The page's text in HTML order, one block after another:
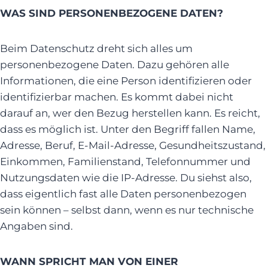
WAS SIND PERSONENBEZOGENE DATEN?
Beim Datenschutz dreht sich alles um
personenbezogene Daten. Dazu gehören alle
Informationen, die eine Person identifizieren oder
identifizierbar machen. Es kommt dabei nicht
darauf an, wer den Bezug herstellen kann. Es reicht,
dass es möglich ist. Unter den Begriff fallen Name,
Adresse, Beruf, E-Mail-Adresse, Gesundheitszustand,
Einkommen, Familienstand, Telefonnummer und
Nutzungsdaten wie die IP-Adresse. Du siehst also,
dass eigentlich fast alle Daten personenbezogen
sein können – selbst dann, wenn es nur technische
Angaben sind.
WANN SPRICHT MAN VON EINER